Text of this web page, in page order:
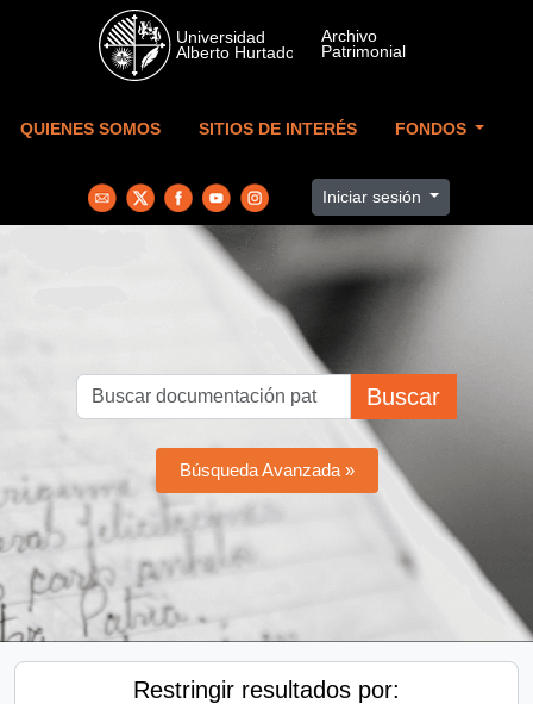
Skip to main content
QUIENES SOMOS SITIOS DE INTERÉS FONDOS
Iniciar sesión
Buscar
Búsqueda Avanzada »
Restringir resultados por: